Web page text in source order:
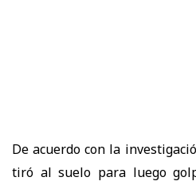
De acuerdo con la
tiró al suelo para luego